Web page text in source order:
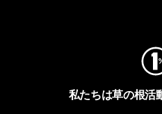
私たちは草の根活